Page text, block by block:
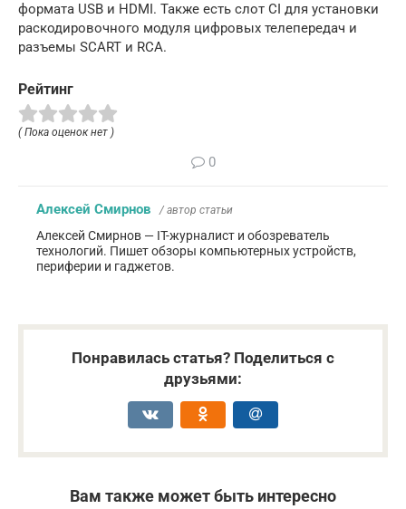
формата USB и HDMI. Также есть слот CI для установки
раскодировочного модуля цифровых телепередач и
разъемы SCART и RCA.
Рейтинг
( Пока оценок нет )
0
Алексей Смирнов / автор статьи
Алексей Смирнов — IT-журналист и обозреватель
технологий. Пишет обзоры компьютерных устройств,
периферии и гаджетов.
Понравилась статья? Поделиться с
друзьями:
Вам также может быть интересно